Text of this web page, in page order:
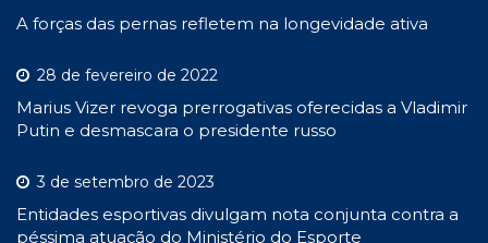
A forças das pernas refletem na longevidade ativa
28 de fevereiro de 2022
Marius Vizer revoga prerrogativas oferecidas a Vladimir
Putin e desmascara o presidente russo
3 de setembro de 2023
Entidades esportivas divulgam nota conjunta contra a
péssima atuação do Ministério do Esporte